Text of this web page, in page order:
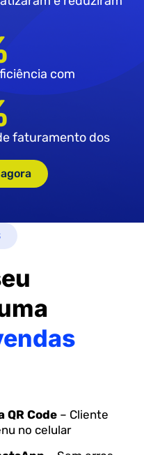
com
faturamento dos
QR Code – Cliente
no celular